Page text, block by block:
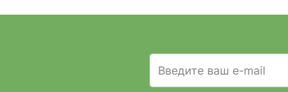
Введите ваш e-mail